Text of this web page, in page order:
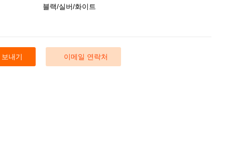
블랙/실버/화이트
내기 이메일 연락처